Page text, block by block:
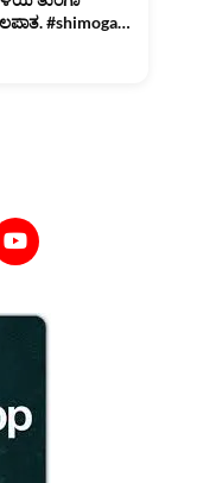
#shimoga